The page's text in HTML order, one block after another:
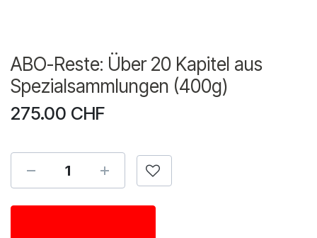
ABO-Reste: Über 20 Kapitel aus
Spezialsammlungen (400g)
275.00 CHF